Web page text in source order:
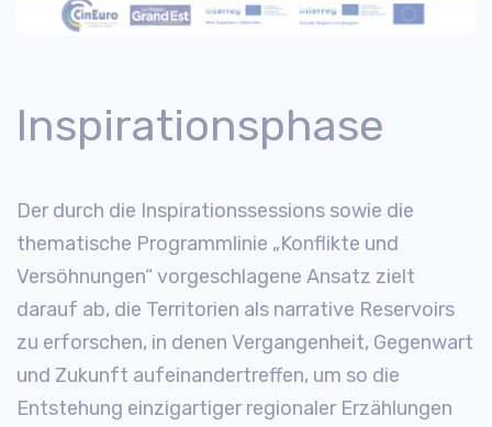
Inspirationsphase
Der durch die Inspirationssessions sowie die
thematische Programmlinie „Konflikte und
Versöhnungen“ vorgeschlagene Ansatz zielt
darauf ab, die Territorien als narrative Reservoirs
zu erforschen, in denen Vergangenheit, Gegenwart
und Zukunft aufeinandertreffen, um so die
Entstehung einzigartiger regionaler Erzählungen